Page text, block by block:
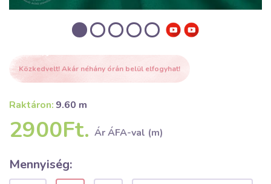
Közkedvelt! Akár néhány órán belül elfogyhat!
Raktáron: 9.60 m
2900Ft. Ár ÁFA-val (m)
Mennyiség: